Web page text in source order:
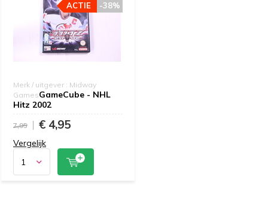
Merk / uitgever : Midway
GamesGameCube - NHL
Hitz 2002
-38%
ACTIE
7,95 € 4,95
Vergelijk